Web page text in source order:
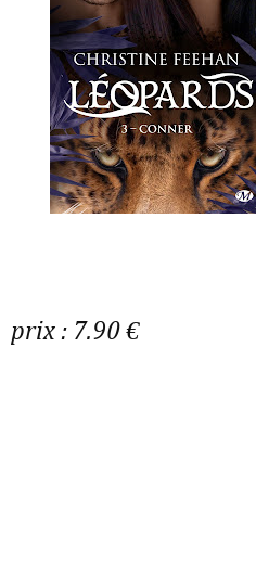
prix : 7.90 €